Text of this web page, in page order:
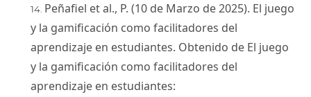
Peñafiel et al., P. (10 de Marzo de 2025). El juego
y la gamificación como facilitadores del
aprendizaje en estudiantes. Obtenido de El juego
y la gamificación como facilitadores del
aprendizaje en estudiantes: